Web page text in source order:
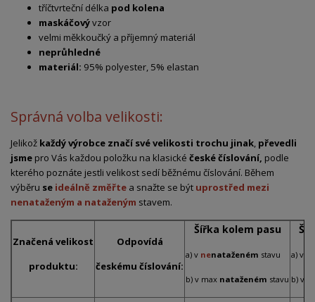
tříčtvrteční délka pod kolena
maskáčovývzor
velmi měkkoučký a příjemný materiál
neprůhledné
materiál: 95% polyester, 5% elastan
Správná volba velikosti:
Jelikož každý výrobce značí své velikosti trochu jinak převedli
jsme pro Vás každou položku na klasické české číslování, podle
kterého poznáte jestli velikost sedí běžnému číslování. Během
výběru se ideálně změřte a snažte se být uprostřed mezi
nenataženým a nataženým stavem.
Značená velikost
produktu:
Odpovídá
českému číslování:
Šířka kolem pasu
a) v nenataženém stavu
b) v max nataženém stavu
a) v
b) v